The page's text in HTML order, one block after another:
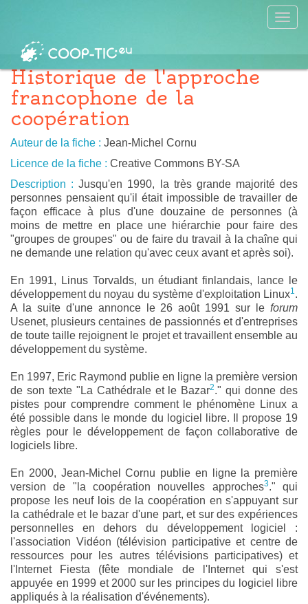
Historique de l'approche
francophone de la
coopération
Auteur de la fiche : Jean-Michel Cornu
Licence de la fiche : Creative Commons BY-SA
Description : Jusqu'en 1990, la très grande majorité des
personnes pensaient qu'il était impossible de travailler de
façon efficace à plus d'une douzaine de personnes (à
moins de mettre en place une hiérarchie pour faire des
"groupes de groupes" ou de faire du travail à la chaîne qui
ne demande une relation qu'avec ceux avant et après soi).
En 1991, Linus Torvalds, un étudiant finlandais, lance le
développement du noyau du système d'exploitation Linux1.
A la suite d'une annonce le 26 août 1991 sur le forum
Usenet, plusieurs centaines de passionnés et d'entreprises
de toute taille rejoignent le projet et travaillent ensemble au
développement du système.
En 1997, Eric Raymond publie en ligne la première version
de son texte "La Cathédrale et le Bazar2." qui donne des
pistes pour comprendre comment le phénomène Linux a
été possible dans le monde du logiciel libre. Il propose 19
règles pour le développement de façon collaborative de
logiciels libre.
En 2000, Jean-Michel Cornu publie en ligne la première
version de "la coopération nouvelles approches3." qui
propose les neuf lois de la coopération en s'appuyant sur
la cathédrale et le bazar d'une part, et sur des expériences
personnelles en dehors du développement logiciel :
l'association Vidéon (télévision participative et centre de
ressources pour les autres télévisions participatives) et
l'Internet Fiesta (fête mondiale de l'Internet qui s'est
appuyée en 1999 et 2000 sur les principes du logiciel libre
appliqués à la réalisation d'événements).